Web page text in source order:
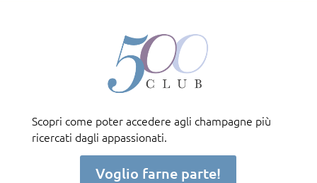
Scopri come poter accedere agli champagne più
ricercati dagli appassionati.
Voglio farne parte!